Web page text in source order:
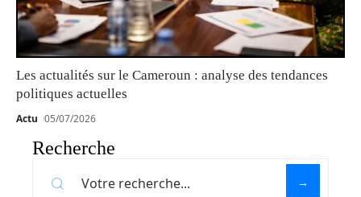
Les actualités sur le Cameroun : analyse des tendances
politiques actuelles
Actu 05/07/2026
Recherche